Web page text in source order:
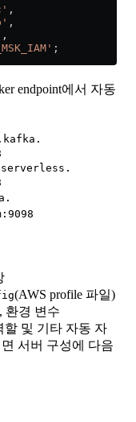
,
,
,
;
endpoint에서 자동
(AWS profile 파일)
환경 변수
할 및 기타 자동 자
서버 구성에 다음